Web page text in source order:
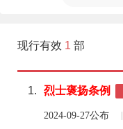
现行有效 1 部
1. 烈士褒扬条例
2024-09-27公布